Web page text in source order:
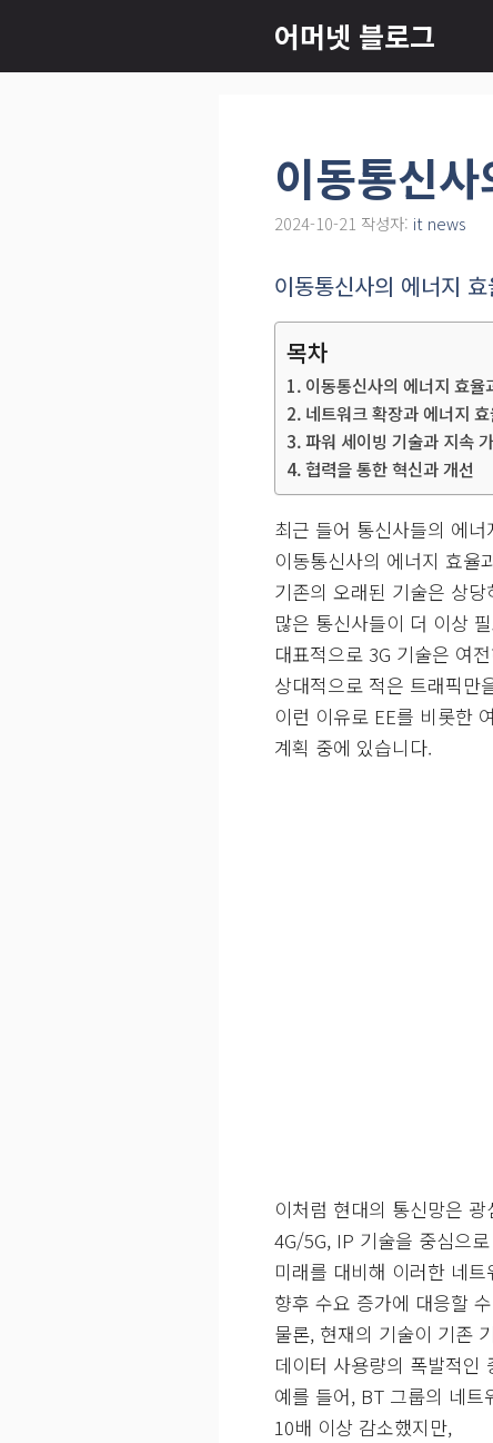
츠
어머넷 블로그
이동통신
2024-10-21 작성자: it news
이동통신사의 에너지
목차
이동통신사의 에너지 효율
네트워크 확장과 에너지
파워 세이빙 기술과 지속
협력을 통한 혁신과 개선
최근 들어 통신사들의 에
이동통신사의 에너지 효
기존의 오래된 기술은 상
많은 통신사들이 더 이상
대표적으로 3G 기술은 여
상대적으로 적은 트래픽만
이런 이유로 EE를 비롯한
계획 중에 있습니다.
이처럼 현대의 통신망은
4G/5G, IP 기술을 중심으
미래를 대비해 이러한 네
향후 수요 증가에 대응할
물론, 현재의 기술이 기존
데이터 사용량의 폭발적인
예를 들어, BT 그룹의 네
10배 이상 감소했지만,